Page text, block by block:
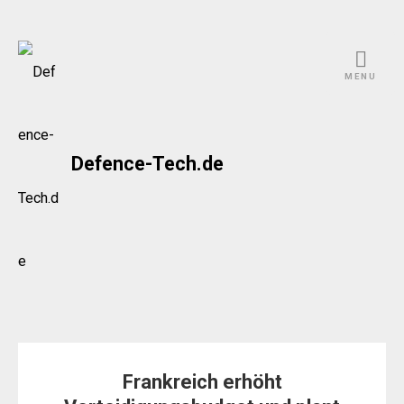
Skip
Defence-Tech.de
MENU
Frankreich erhöht